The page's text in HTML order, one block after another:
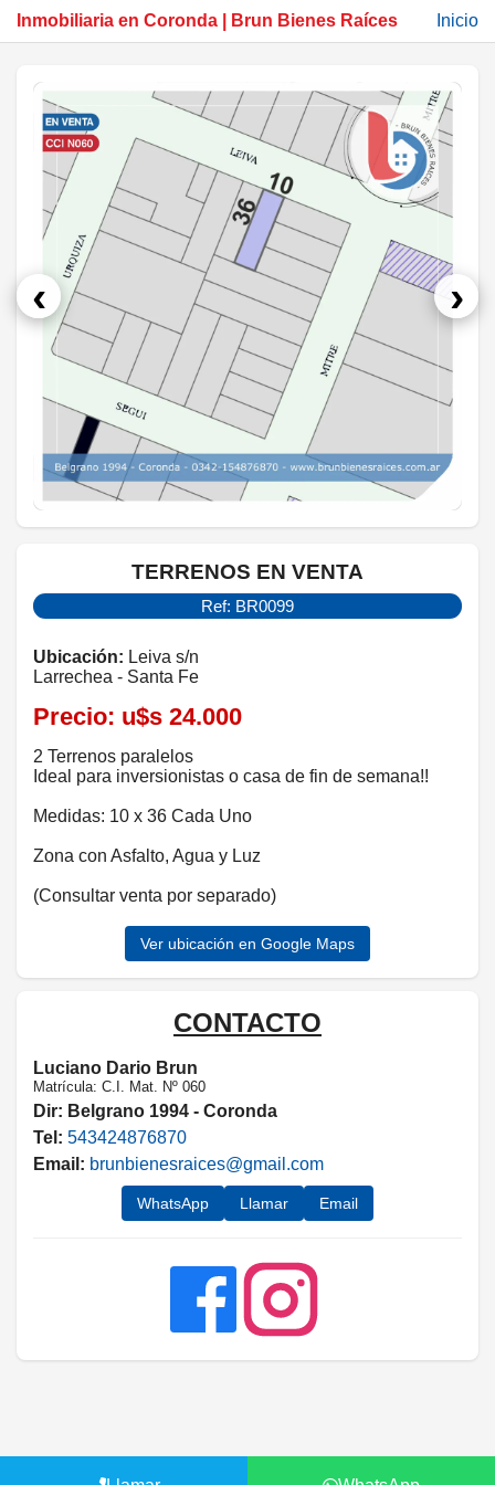
Inmobiliaria en Coronda | Brun Bienes Raíces Inicio
‹ ›
TERRENOS EN VENTA
Ref: BR0099
Ubicación: Leiva s/n
Larrechea - Santa Fe
Precio: u$s 24.000
2 Terrenos paralelos
Ideal para inversionistas o casa de fin de semana!!
Medidas: 10 x 36 Cada Uno
Zona con Asfalto, Agua y Luz
(Consultar venta por separado)
Ver ubicación en Google Maps
CONTACTO
Luciano Dario Brun
Matrícula: C.I. Mat. Nº 060
Dir: Belgrano 1994 - Coronda
Tel: 543424876870
Email: brunbienesraices@gmail.com
WhatsApp Llamar Email